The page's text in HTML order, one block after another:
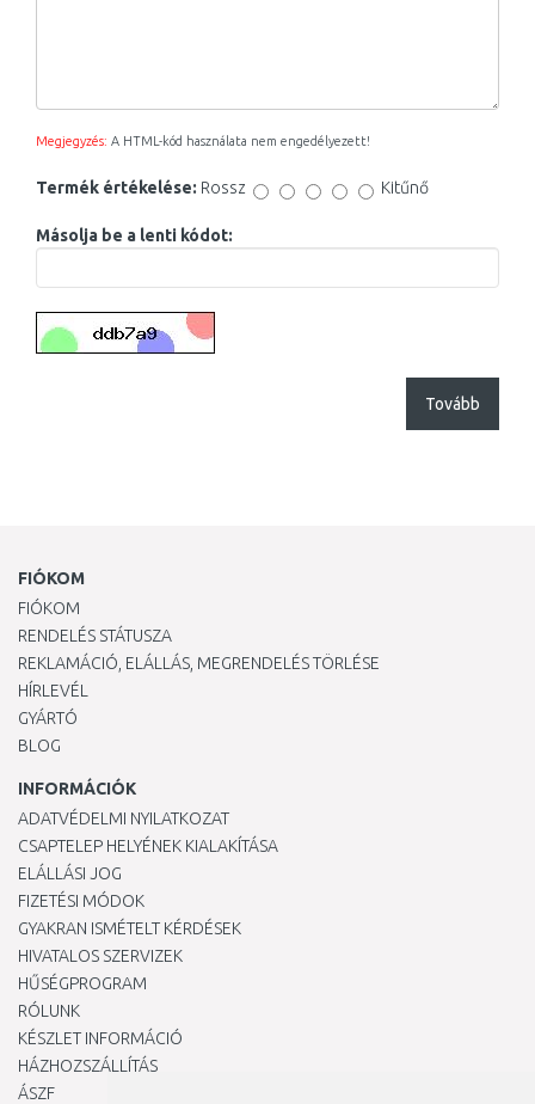
Megjegyzés: A HTML-kód használata nem engedélyezett!
Termék értékelése: Rossz Kitűnő
Másolja be a lenti kódot:
Tovább
FIÓKOM
FIÓKOM
RENDELÉS STÁTUSZA
REKLAMÁCIÓ, ELÁLLÁS, MEGRENDELÉS TÖRLÉSE
HÍRLEVÉL
GYÁRTÓ
BLOG
INFORMÁCIÓK
ADATVÉDELMI NYILATKOZAT
CSAPTELEP HELYÉNEK KIALAKÍTÁSA
ELÁLLÁSI JOG
FIZETÉSI MÓDOK
GYAKRAN ISMÉTELT KÉRDÉSEK
HIVATALOS SZERVIZEK
HŰSÉGPROGRAM
RÓLUNK
KÉSZLET INFORMÁCIÓ
HÁZHOZSZÁLLÍTÁS
ÁSZF